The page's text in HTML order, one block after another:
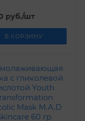
Skincare 50 гр
руб./шт
В КОРЗИНУ